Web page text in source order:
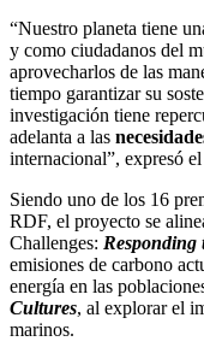
“Nuestro planeta tiene
y como ciudadanos del
aprovecharlos de las
tiempo garantizar su
investigación tiene
adelanta a las
internacional”, expresó
Siendo uno de los 16
RDF, el proyecto se
Challenges: Responding
emisiones de carbono
energía en las
Cultures, al explorar el
marinos.